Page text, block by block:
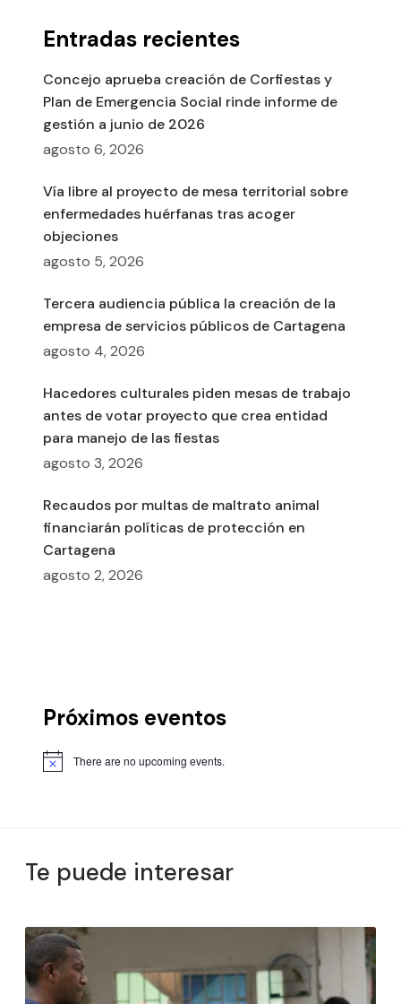
Entradas recientes
Concejo aprueba creación de Corfiestas y
Plan de Emergencia Social rinde informe de
gestión a junio de 2026
agosto 6, 2026
Vía libre al proyecto de mesa territorial sobre
enfermedades huérfanas tras acoger
objeciones
agosto 5, 2026
Tercera audiencia pública la creación de la
empresa de servicios públicos de Cartagena
agosto 4, 2026
Hacedores culturales piden mesas de trabajo
antes de votar proyecto que crea entidad
para manejo de las fiestas
agosto 3, 2026
Recaudos por multas de maltrato animal
financiarán políticas de protección en
Cartagena
agosto 2, 2026
Próximos eventos
There are no upcoming events.
Te puede interesar